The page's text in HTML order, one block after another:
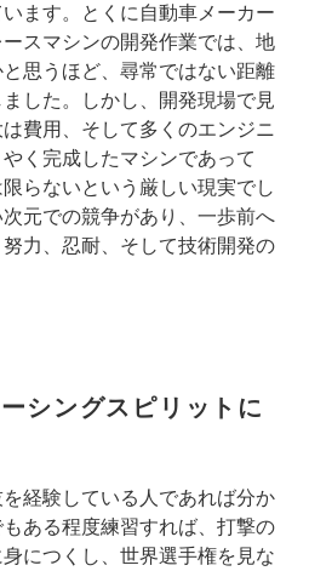
ます。とくに自動車メーカー
スマシンの開発作業では、地
思うほど、尋常ではない距離
した。しかし、開発現場で見
費用、そして多くのエンジニ
く完成したマシンであって
らないという厳しい現実でし
元での競争があり、一歩前へ
力、忍耐、そして技術開発の
シングスピリットに
経験している人であれば分か
ある程度練習すれば、打撃の
につくし、世界選手権を見な